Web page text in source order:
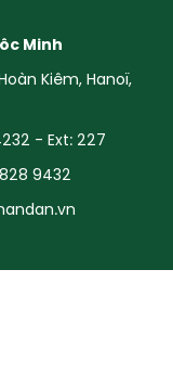
Minh
Kiêm, Hanoï,
- Ext: 227
9432